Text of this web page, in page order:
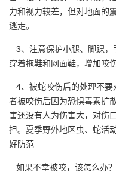
力和视力较差，但对地面的
逃走。
3、注意保护小腿、脚踝，
穿着拖鞋和网面鞋，增加咬伤
4、被蛇咬伤后的处理不要
者被咬伤后因为恐惧毒素扩
害还没有人为伤害大，对伤
担。夏季野外地区虫、蛇活
好防范
如果不幸被咬，该怎么办